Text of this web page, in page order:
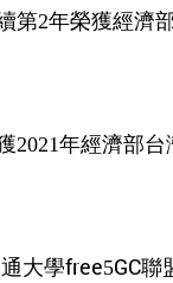
第2年榮獲經濟
2021年經濟部
大學free5GC聯